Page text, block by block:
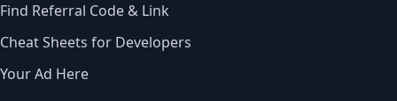
Find Referral Code & Link
Cheat Sheets for Developers
Your Ad Here